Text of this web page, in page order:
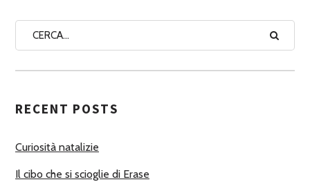
A
U
O
I
RECENT POSTS
Curiosità natalizie
Il cibo che si scioglie di Erase